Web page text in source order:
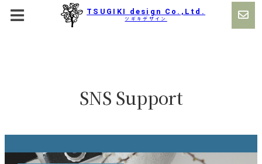
TSUGIKI design Co.,Ltd.
ツギキデザイン
SNS Support